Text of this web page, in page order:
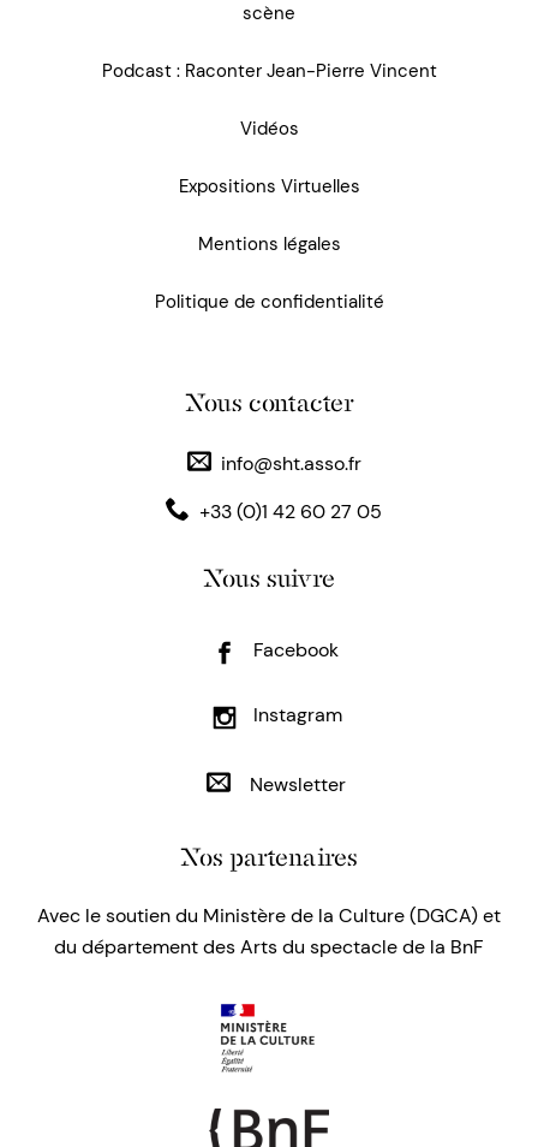
scène
Podcast : Raconter Jean-Pierre Vincent
Vidéos
Expositions Virtuelles
Mentions légales
Politique de confidentialité
Nous contacter
info@sht.asso.fr
+33 (0)1 42 60 27 05
Nous suivre
Facebook
Instagram
Newsletter
Nos partenaires
Avec le soutien du Ministère de la Culture (DGCA) et
du département des Arts du spectacle de la BnF